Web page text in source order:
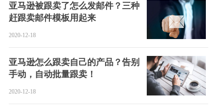
有诀窍！
2020-12-18
赶跟卖邮件模板用起来